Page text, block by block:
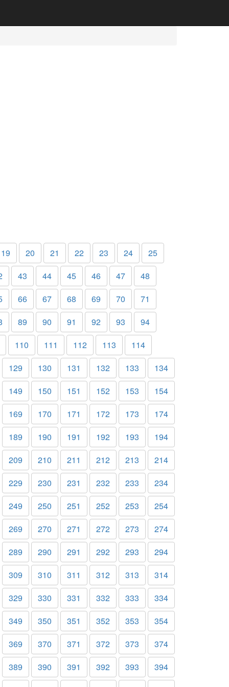
19 20 21 22 23 24
25
43 44 45 46 47
48
66 67 68 69 70
71
89 90 91 92 93
94
110
111 112 113
114
129
130 131 132 133
134
149
150 151 152 153
154
169
170 171 172 173
174
189
190 191 192 193
194
209
210 211 212 213
214
229
230 231 232 233
234
249
250 251 252 253
254
269
270 271 272 273
274
289
290 291 292 293
294
309
310 311 312 313
314
329
330 331 332 333
334
349
350 351 352 353
354
369
370 371 372 373
374
389
390 391 392 393
394